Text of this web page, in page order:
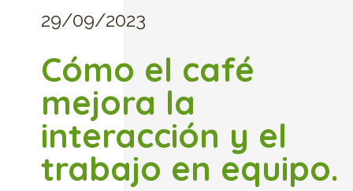
29/09/2023
Cómo el café
mejora la
interacción y el
trabajo en equipo.